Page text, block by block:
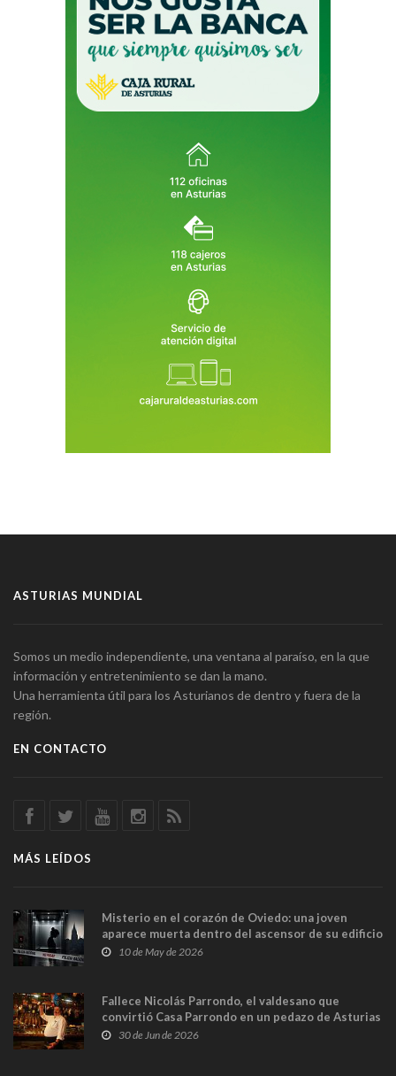
ASTURIAS MUNDIAL
Somos un medio independiente, una ventana al paraíso, en la que
información y entretenimiento se dan la mano.
Una herramienta útil para los Asturianos de dentro y fuera de la
región.
EN CONTACTO
MÁS LEÍDOS
Misterio en el corazón de Oviedo: una joven
aparece muerta dentro del ascensor de su edificio
y las cámaras captan sus últimos minutos
10 de May de 2026
Fallece Nicolás Parrondo, el valdesano que
convirtió Casa Parrondo en un pedazo de Asturias
en Madrid
30 de Jun de 2026